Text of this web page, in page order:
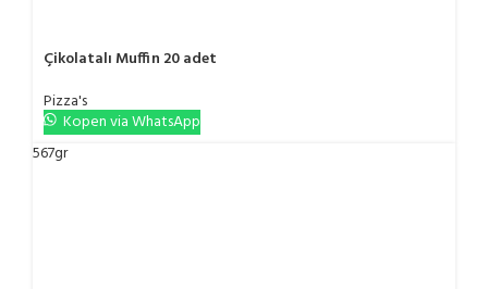
Çikolatalı Muffin 20 adet
Pizza's
Kopen via WhatsApp
567gr